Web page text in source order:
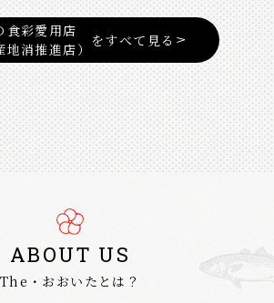
食彩愛用店
地消推進店） をすべて見る
ABOUT US
The・おおいたとは？